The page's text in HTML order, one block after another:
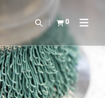
検索を開く
0
カートを確認す
ナビ